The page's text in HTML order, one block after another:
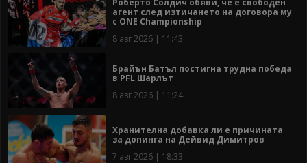
агент след изтичането на договора му
с ONE Championship
8 авг 2026 | 11:43
Брайън Батъл постигна трудна победа
в PFL Шарлът
8 авг 2026 | 11:24
Хранителна добавка ли е причината
за допинга на Дейвид Димитров
7 авг 2026 | 18:33